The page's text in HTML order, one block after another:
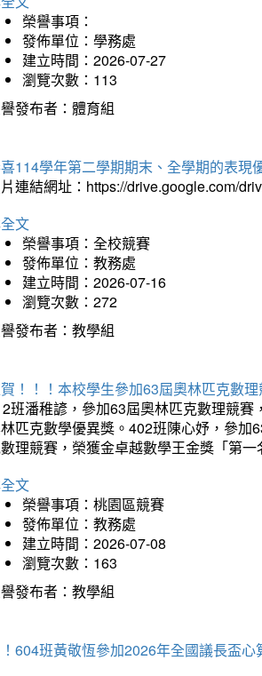
榮譽事項：
發佈單位：學務處
建立時間：2026-07-27
瀏覽次數：113
發布者：體育組
114學年第二學期期末、全學期的表現
連結網址：https://drive.google.com/
文
榮譽事項：全校競賽
發佈單位：教務處
建立時間：2026-07-16
瀏覽次數：272
發布者：教學組
！！！本校學生參加63屆奧林匹克數理
班潘稚諺，參加63屆奧林匹克數理競
匹克數學優異獎。402班陳心妤，參
理競賽，榮獲金卓越數學王金獎「第
文
榮譽事項：桃園區競賽
發佈單位：教務處
建立時間：2026-07-08
瀏覽次數：163
發布者：教學組
604班黃敬恆參加2026年全國議長盃